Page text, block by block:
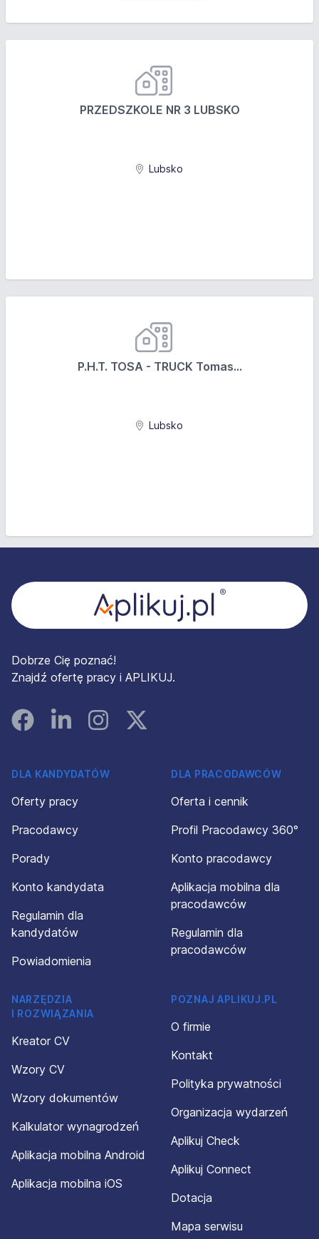
PRZEDSZKOLE NR 3 LUBSKO
Lubsko
P.H.T. TOSA - TRUCK Tomas...
Lubsko
Dobrze Cię poznać!
Znajdź ofertę pracy i APLIKUJ.
FacebookLinked InInstagramInstagram
DLA KANDYDATÓW
Oferty pracy
Pracodawcy
Porady
Konto kandydata
Regulamin dla
kandydatów
Powiadomienia
DLA PRACODAWCÓW
Oferta i cennik
Profil Pracodawcy 360°
Konto pracodawcy
Aplikacja mobilna dla
pracodawców
Regulamin dla
pracodawców
NARZĘDZIA
I ROZWIĄZANIA
Kreator CV
Wzory CV
Wzory dokumentów
Kalkulator wynagrodzeń
Aplikacja mobilna Android
Aplikacja mobilna iOS
POZNAJ APLIKUJ.PL
O firmie
Kontakt
Polityka prywatności
Organizacja wydarzeń
Aplikuj Check
Aplikuj Connect
Dotacja
Mapa serwisu